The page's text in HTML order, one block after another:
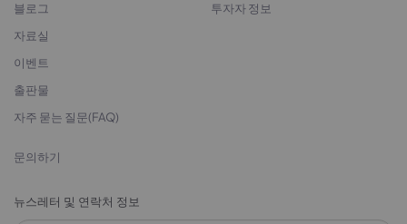
블로그
자료실
이벤트
출판물
자주 묻는 질문(FAQ)
투자자 정보
문의하기
뉴스레터 및 연락처 정보